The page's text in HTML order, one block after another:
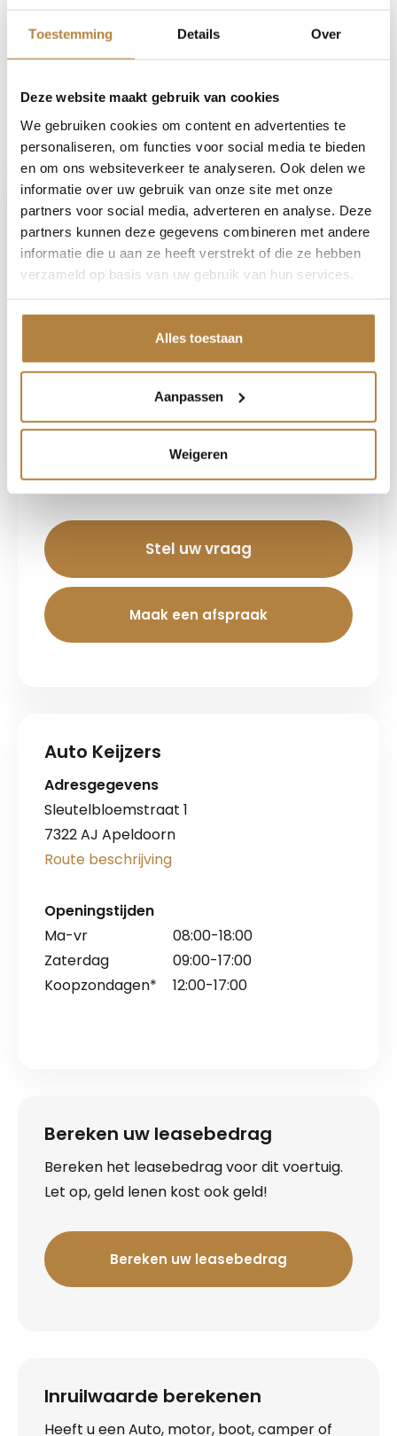
Toestemming Details Over
Deze website maakt gebruik van cookies
We gebruiken cookies om content en advertenties te
personaliseren, om functies voor social media te bieden
en om ons websiteverkeer te analyseren. Ook delen we
informatie over uw gebruik van onze site met onze
partners voor social media, adverteren en analyse. Deze
partners kunnen deze gegevens combineren met andere
informatie die u aan ze heeft verstrekt of die ze hebben
verzameld op basis van uw gebruik van hun services.
Alles toestaan
Aanpassen
Weigeren
Auto Keijzers - RDW Erkend
Verkoop adviseur
055 - 526 86 56
Stel uw vraag
Maak een afspraak
Auto Keijzers
Adresgegevens
Sleutelbloemstraat 1
7322 AJ Apeldoorn
Route beschrijving
Openingstijden
Ma-vr
08:00-18:00
Zaterdag
09:00-17:00
Koopzondagen*
12:00-17:00
Bereken uw leasebedrag
Bereken het leasebedrag voor dit voertuig.
Let op, geld lenen kost ook geld!
Bereken uw leasebedrag
Inruilwaarde berekenen
Heeft u een Auto, motor, boot, camper of